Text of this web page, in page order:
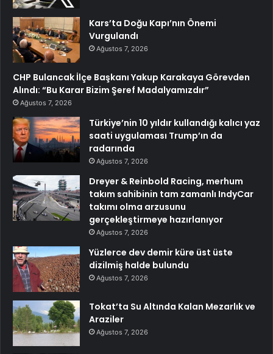
Kars’ta Doğu Kapı’nın Önemi
Vurgulandı
Ağustos 7, 2026
CHP Bulancak İlçe Başkanı Yakup Karakaya Görevden
Alındı: “Bu Karar Bizim Şeref Madalyamızdır”
Ağustos 7, 2026
Türkiye’nin 10 yıldır kullandığı kalıcı yaz
saati uygulaması Trump’ın da
radarında
Ağustos 7, 2026
Dreyer & Reinbold Racing, merhum
takım sahibinin tam zamanlı IndyCar
takımı olma arzusunu
gerçekleştirmeye hazırlanıyor
Ağustos 7, 2026
Yüzlerce dev demir küre üst üste
dizilmiş halde bulundu
Ağustos 7, 2026
Tokat’ta Su Altında Kalan Mezarlık ve
Araziler
Ağustos 7, 2026